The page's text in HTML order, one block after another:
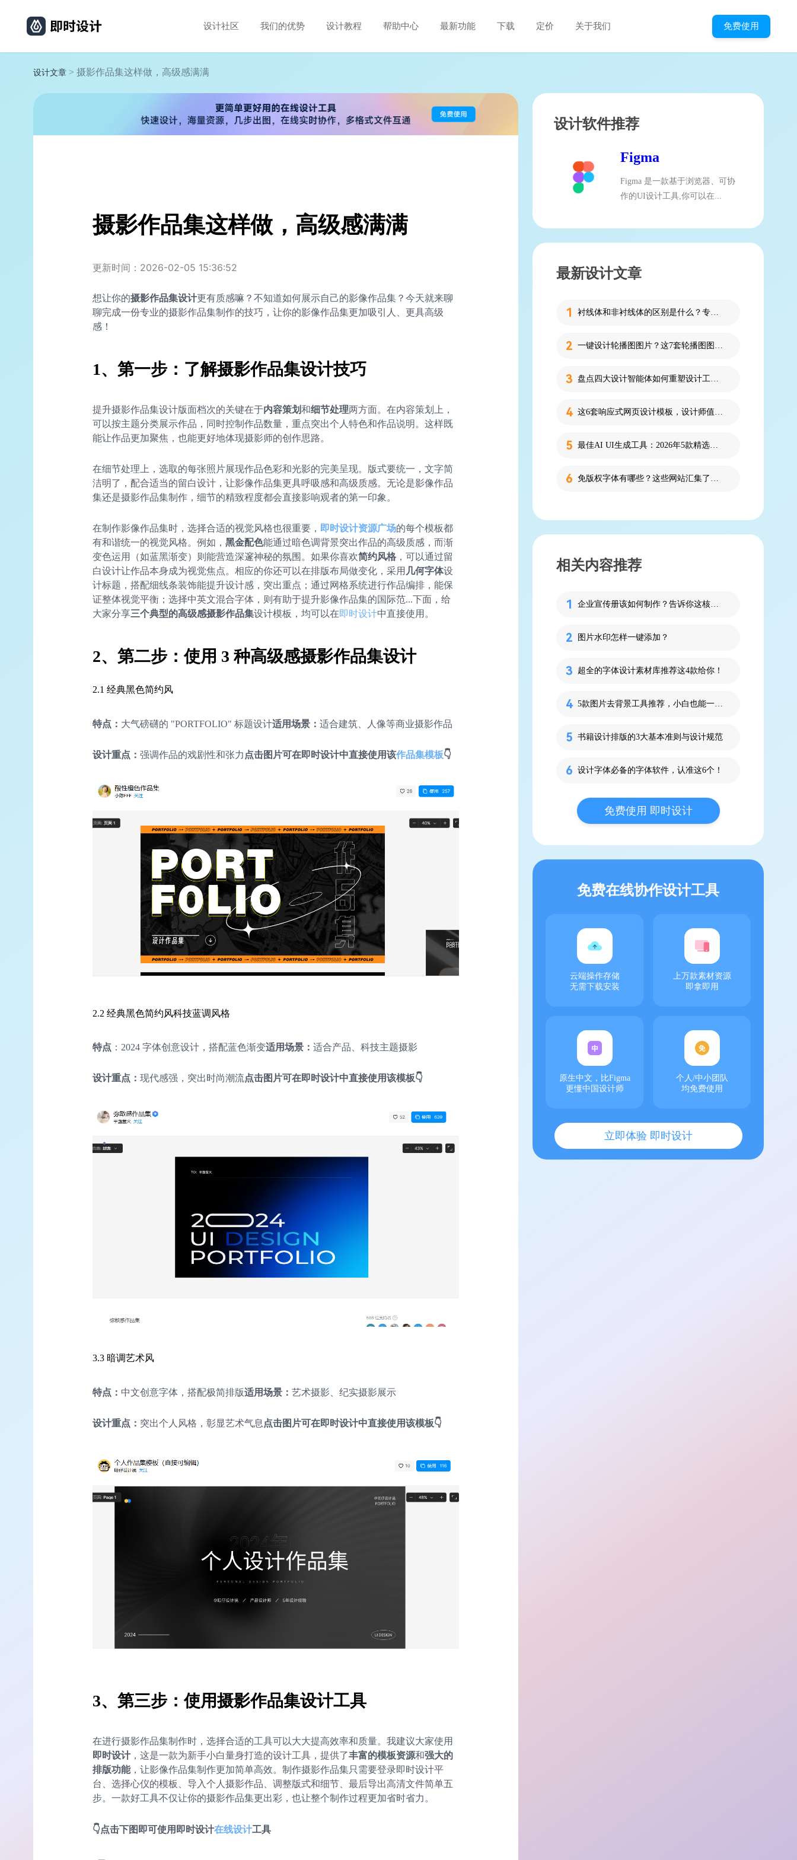
设计社区 我们的优势 设计教程 帮助中心 最新功能 下载 定价 关于我们 免费使用
设计文章 > 摄影作品集这样做，高级感满满
摄影作品集这样做，高级感满满
更新时间：2026-02-05 15:36:52
想让你的摄影作品集设计更有质感嘛？不知道如何展示自己的影像作品集？今天就来聊
聊完成一份专业的摄影作品集制作的技巧，让你的影像作品集更加吸引人、更具高级
感！
1、第一步：了解摄影作品集设计技巧
提升摄影作品集设计版面档次的关键在于内容策划和细节处理两方面。在内容策划上，
可以按主题分类展示作品，同时控制作品数量，重点突出个人特色和作品说明。这样既
能让作品更加聚焦，也能更好地体现摄影师的创作思路。
在细节处理上，选取的每张照片展现作品色彩和光影的完美呈现。版式要统一，文字简
洁明了，配合适当的留白设计，让影像作品集更具呼吸感和高级质感。无论是影像作品
集还是摄影作品集制作，细节的精致程度都会直接影响观者的第一印象。
在制作影像作品集时，选择合适的视觉风格也很重要， 即时设计资源广场的每个模板都
有和谐统一的视觉风格。例如， 黑金配色能通过暗色调背景突出作品的高级质感，而渐
变色运用（如蓝黑渐变）则能营造深邃神秘的氛围。如果你喜欢简约风格 ，可以通过留
白设计让作品本身成为视觉焦点。相应的你还可以在排版布局做变化，采用 几何字体设
计标题，搭配细线条装饰能提升设计感，突出重点；通过网格系统进行作品编排，能保
证整体视觉平衡；选择中英文混合字体，则有助于提升影像作品集的国际范...下面，给
大家分享三个典型的高级感摄影作品集设计模板，均可以在即时设计中直接使用。
2、第二步：使用 3 种高级感摄影作品集设计
2.1 经典黑色简约风
特点： 大气磅礴的 "PORTFOLIO" 标题设计适用场景： 适合建筑、人像等商业摄影作品
设计重点： 强调作品的戏剧性和张力 点击图片可在即时设计中直接使用该作品集模板👇
2.2 经典黑色简约风科技蓝调风格
特点 ：2024 字体创意设计，搭配蓝色渐变适用场景： 适合产品、科技主题摄影
设计重点： 现代感强，突出时尚潮流点击图片可在即时设计中直接使用该模板👇
3.3 暗调艺术风
特点： 中文创意字体，搭配极简排版适用场景： 艺术摄影、纪实摄影展示
设计重点： 突出个人风格，彰显艺术气息 点击图片可在即时设计中直接使用该模板👇
3、第三步：使用摄影作品集设计工具
在进行摄影作品集制作时，选择合适的工具可以大大提高效率和质量。我建议大家使用
即时设计，这是一款为新手小白量身打造的设计工具，提供了丰富的模板资源和强大的
排版功能，让影像作品集制作更加简单高效。制作摄影作品集只需要登录即时设计平
台、选择心仪的模板、导入个人摄影作品、调整版式和细节、最后导出高清文件简单五
步。一款好工具不仅让你的摄影作品集更出彩，也让整个制作过程更加省时省力。
👇点击下图即可使用即时设计在线设计工具
设计软件推荐
Figma
Figma 是一款基于浏览器、可协
作的UI设计工具,你可以在...
最新设计文章
衬线体和非衬线体的区别是什么？专为设计新人解答！
一键设计轮播图图片？这7套轮播图图片资源快收藏！
盘点四大设计智能体如何重塑设计工作流
这6套响应式网页设计模板，设计师值得收藏！
最佳AI UI生成工具：2026年5款精选，新手零代码快速制作界面
免版权字体有哪些？这些网站汇集了近百款免版权字体！
相关内容推荐
企业宣传册该如何制作？告诉你这核心3点
图片水印怎样一键添加？
超全的字体设计素材库推荐这4款给你！
5款图片去背景工具推荐，小白也能一秒上手！
书籍设计排版的3大基本准则与设计规范
设计字体必备的字体软件，认准这6个！
免费使用 即时设计
免费在线协作设计工具
云端操作存储
无需下载安装
上万款素材资源
即拿即用
原生中文，比Figma
更懂中国设计师
个人/中小团队
均免费使用
立即体验 即时设计